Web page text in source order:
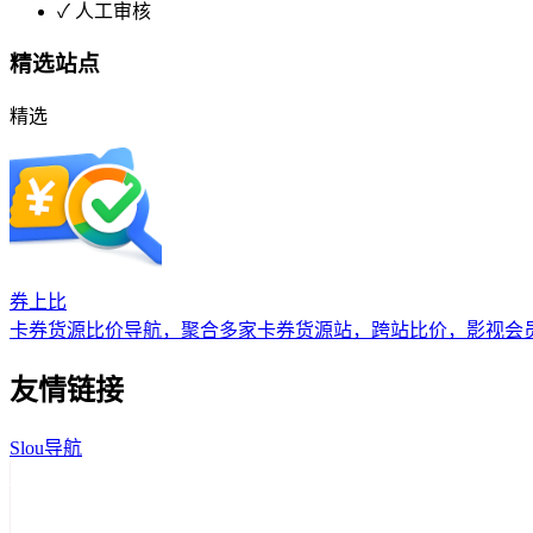
✓ 人工审核
精选站点
精选
券上比
卡券货源比价导航，聚合多家卡券货源站，跨站比价，影视会
友情链接
Slou导航